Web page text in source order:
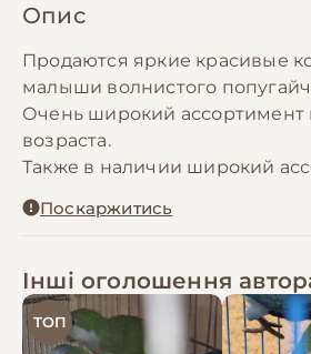
Опис
Продаются яркие красивые
малыши волнистого
Очень широкий ассортимент
возраста.
Также в наличии широкий
Все подробности по телефону
Поскаржитись
Інші оголошення
ТОП